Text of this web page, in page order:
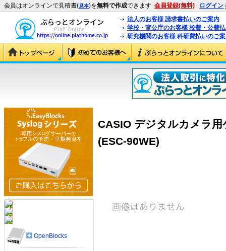
会員はオンラインで見積書(見本)を無料で作成できます 会員登録(無料) ログイン
法人のお客様 請求書払いのご案内
学校・官公庁のお客様 校費・公費
研究機関のお客様 科研費払いのご
CASIO デジタルカメラ
(ESC-90WE)
OpenBlocks